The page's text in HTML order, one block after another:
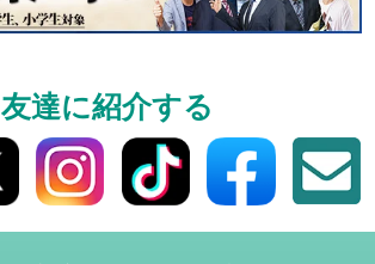
資料請求
高3生・高2生・高1生対
資料請求・イベン
友達に紹介する